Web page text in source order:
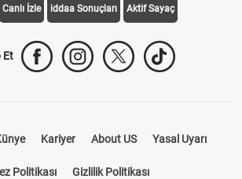
Canlı İzle iddaa Sonuçları Aktif Sayaç
Et
Kariyer About US Yasal Uyarı
Politikası Gizlilik Politikası